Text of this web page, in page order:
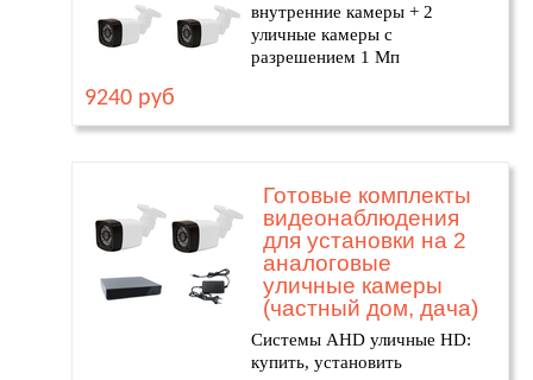
внутренние камеры + 2
уличные камеры с
разрешением 1 Мп
9240 руб
Готовые комплекты
видеонаблюдения
для установки на 2
аналоговые
уличные камеры
(частный дом, дача)
Системы AHD уличные HD:
купить, установить